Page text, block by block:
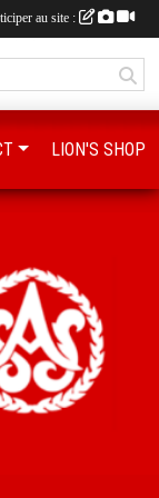
LION'S SHOP
au site :